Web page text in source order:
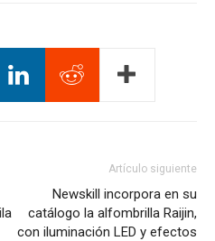
Artículo siguiente
Newskill incorpora en su
catálogo la alfombrilla Raijin,
con iluminación LED y efectos